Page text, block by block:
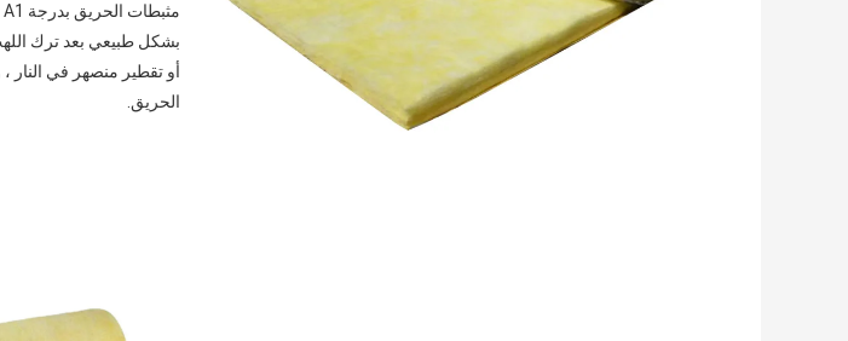
مثبطات الحريق بدرجة A1 ، سيتم إطفاءها
الحريق.